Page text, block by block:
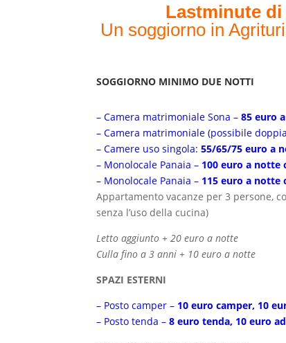
Lastminute di
Un soggiorno in
SOGGIORNO MINIMO DUE NOTTI
– Camera matrimoniale Sona –85 euro
– Camera matrimoniale (possibile
– Camere uso singola: 55/65/75 euro a
– Monolocale Panaia – 100 euro a notte
– Monolocale Panaia – 115 euro a notte
Appartamento vacanze per 3 persone,
senza l’uso della cucina)
Letto aggiunto + 20 euro a notte
Culla fino a 3 anni + 10 euro a notte
SPAZI ESTERNI
– Posto camper – 10 euro camper, 10
– Posto tenda –8 euro tenda, 10 euro